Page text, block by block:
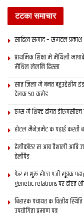
टटका समाचार
साहित्य समाद – समटल प्रकाश
प्राथमिक शि‍क्षा मे मैथि‍ली
मैथिल लेलनि हिस्सा
सात जिला मे बनत बहुउद्देशीय
देलक 50 करोड़
एम्स मे शिफ्ट होयत डीएमसीएच
होटल मैनेजमेंट क पढ़ाई करती
हेलीकॉप्टर स आब वैशाली आबि
हेलीपैड
फेर स शुरू होएत पंजी सूत्रक
genetic relations पर होएत
बिहारक पंचायत क वित्‍तीय